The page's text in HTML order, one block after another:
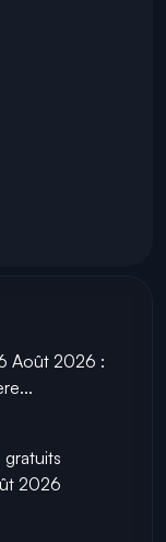
Août 2026 :
gratuits
2026